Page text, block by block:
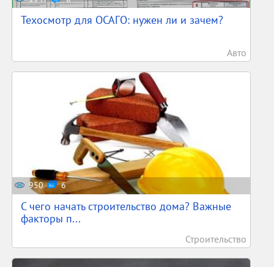
Техосмотр для ОСАГО: нужен ли и зачем?
Авто
950 6
С чего начать строительство дома? Важные
факторы п...
Строительство